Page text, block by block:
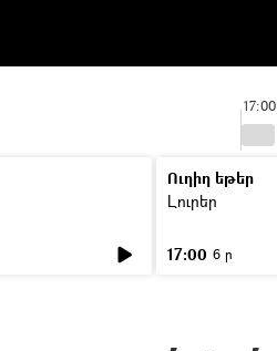
17:00
Ուղիղ եթեր
Լուրեր
17:00 6 ր